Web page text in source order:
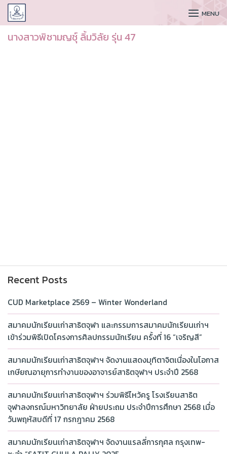
CUDAA MENU
นางสาวพิชามญชุ์ ลิ้มวิลัย รุ่น 47
Recent Posts
CUD Marketplace 2569 – Winter Wonderland
สมาคมนักเรียนเก่าสาธิตจุฬา และกรรมการสมาคมนักเรียนเก่าฯ
เข้าร่วมพิธีเปิดโครงการศิลปกรรมนักเรียน ครั้งที่ 16 “เจริญสี”
สมาคมนักเรียนเก่าสาธิตจุฬาฯ จัดงานแสดงมุทิตาจิตเนื่องในโอกาส
เกษียณอายุการทำงานของอาจารย์สาธิตจุฬาฯ ประจำปี 2568
สมาคมนักเรียนเก่าสาธิตจุฬาฯ ร่วมพิธีไหว้ครู โรงเรียนสาธิต
จุฬาลงกรณ์มหาวิทยาลัย ฝ่ายประถม ประจำปีการศึกษา 2568 เมื่อ
วันพฤหัสบดีที่ 17 กรกฎาคม 2568
สมาคมนักเรียนเก่าสาธิตจุฬาฯ จัดงานแรลลี่การกุศล กรุงเทพ-